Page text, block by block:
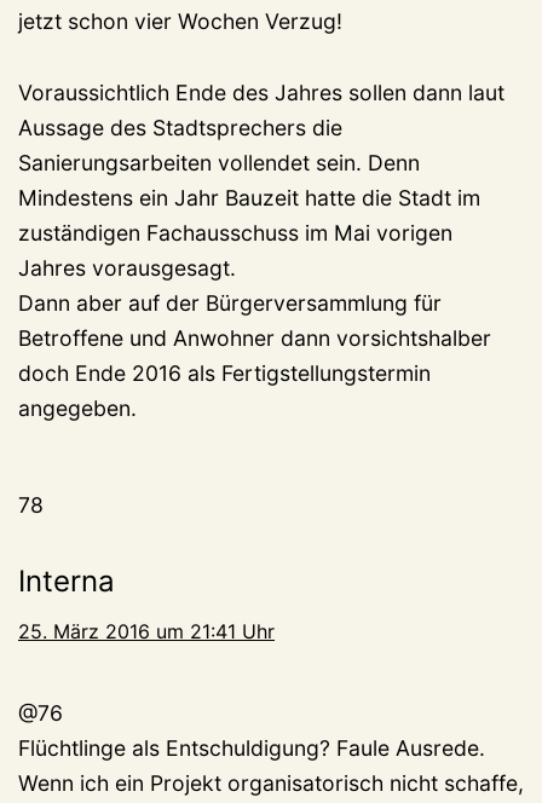
jetzt schon vier Wochen Verzug!
Voraussichtlich Ende des Jahres sollen dann laut
Aussage des Stadtsprechers die
Sanierungsarbeiten vollendet sein. Denn
Mindestens ein Jahr Bauzeit hatte die Stadt im
zuständigen Fachausschuss im Mai vorigen
Jahres vorausgesagt.
Dann aber auf der Bürgerversammlung für
Betroffene und Anwohner dann vorsichtshalber
doch Ende 2016 als Fertigstellungstermin
angegeben.
78
Interna
25. März 2016 um 21:41 Uhr
@76
Flüchtlinge als Entschuldigung? Faule Ausrede.
Wenn ich ein Projekt organisatorisch nicht schaffe,